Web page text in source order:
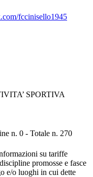
fccinisello1945
SPORTIVA
n. 0 - Totale n. 270
su tariffe
promosse e fasce
e/o luoghi in cui dette